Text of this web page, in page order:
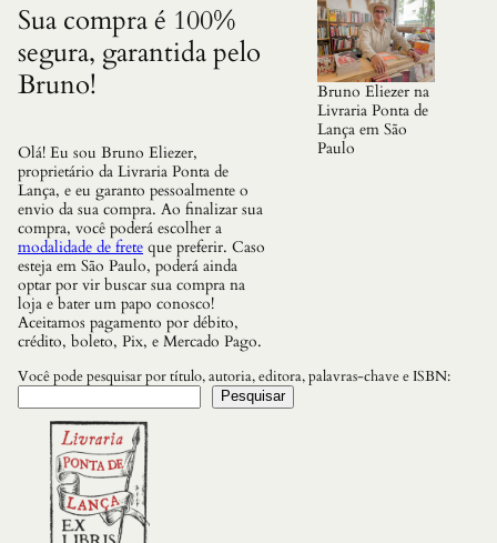
L
a
n
g
d
–
L
i
v
r
o
6
)
,
O
q
u
a
n
t
Sua compra é 100%
segura, garantida pelo
Bruno!
Olá! Eu sou Bruno Eliezer,
proprietário da Livraria Ponta de
Lança, e eu garanto pessoalmente o
envio da sua compra. Ao finalizar sua
compra, você poderá escolher a
modalidade de frete que preferir. Caso
esteja em São Paulo, poderá ainda
optar por vir buscar sua compra na
loja e bater um papo conosco!
Aceitamos pagamento por débito,
crédito, boleto, Pix, e Mercado Pago.
Bruno Eliezer na
Livraria Ponta de
Lança em São
Paulo
Você pode pesquisar por título, autoria, editora, palavras-chave e ISBN:
Pesquisar